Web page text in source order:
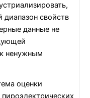
свойств
данные не
ненужным
оценки